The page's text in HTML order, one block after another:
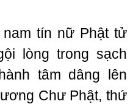
tín nữ Phật tử
lòng trong sạch
tâm dâng lên
Chư Phật, thứ